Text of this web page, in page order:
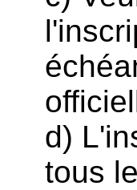
d)
tous